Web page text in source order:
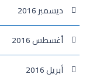
ديسمبر 2016
أغسطس 2016
أبريل 2016